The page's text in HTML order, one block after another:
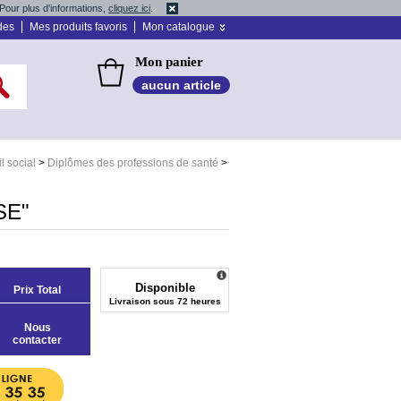
plus d'informations, cliquez ici
Mes produits favoris Mon catalogue
Mon panier
aucun article
social > Diplômes des professions de santé >
Prix Total
Nous
contacter
Disponible
Livraison sous 72 heures